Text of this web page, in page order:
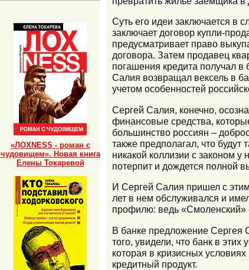
Суть его идеи заключается в
заключает договор купли-
предусматривает право
договора. Затем продавец
погашения кредита получал в
Салия возвращал вексель в
учетом особенностей
Сергей Салия, конечно,
финансовые средства,
большинство россиян –
также предполагал, что
никакой коллизии с законом у
потерпит и дождется полной
И Сергей Салия пришел с
лет в нем обслуживался и
профилю: ведь «Смоленский»
В банке предложение Сергея
того, увидели, что банк в этих
которая в кризисных
кредитный продукт.
«ЛОХNESS - роман с
чудовищем». Новая книга
Елены Токаревой